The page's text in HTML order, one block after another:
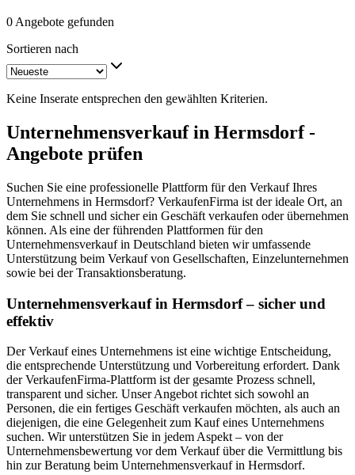
0 Angebote gefunden
Sortieren nach
Keine Inserate entsprechen den gewählten Kriterien.
Unternehmensverkauf in Hermsdorf -
Angebote prüfen
Suchen Sie eine professionelle Plattform für den Verkauf Ihres
Unternehmens in Hermsdorf? VerkaufenFirma ist der ideale Ort, an
dem Sie schnell und sicher ein Geschäft verkaufen oder übernehmen
können. Als eine der führenden Plattformen für den
Unternehmensverkauf in Deutschland bieten wir umfassende
Unterstützung beim Verkauf von Gesellschaften, Einzelunternehmen
sowie bei der Transaktionsberatung.
Unternehmensverkauf in Hermsdorf – sicher und
effektiv
Der Verkauf eines Unternehmens ist eine wichtige Entscheidung,
die entsprechende Unterstützung und Vorbereitung erfordert. Dank
der VerkaufenFirma-Plattform ist der gesamte Prozess schnell,
transparent und sicher. Unser Angebot richtet sich sowohl an
Personen, die ein fertiges Geschäft verkaufen möchten, als auch an
diejenigen, die eine Gelegenheit zum Kauf eines Unternehmens
suchen. Wir unterstützen Sie in jedem Aspekt – von der
Unternehmensbewertung vor dem Verkauf über die Vermittlung bis
hin zur Beratung beim Unternehmensverkauf in Hermsdorf.